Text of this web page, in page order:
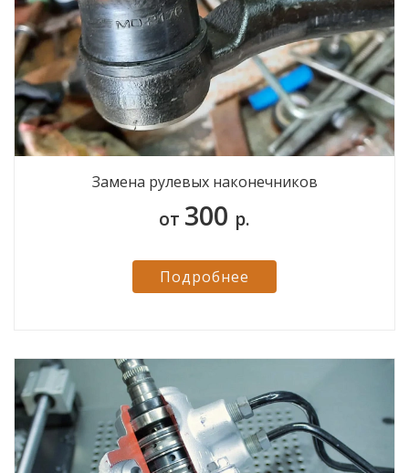
Замена рулевых наконечников
от 300 р.
Подробнее